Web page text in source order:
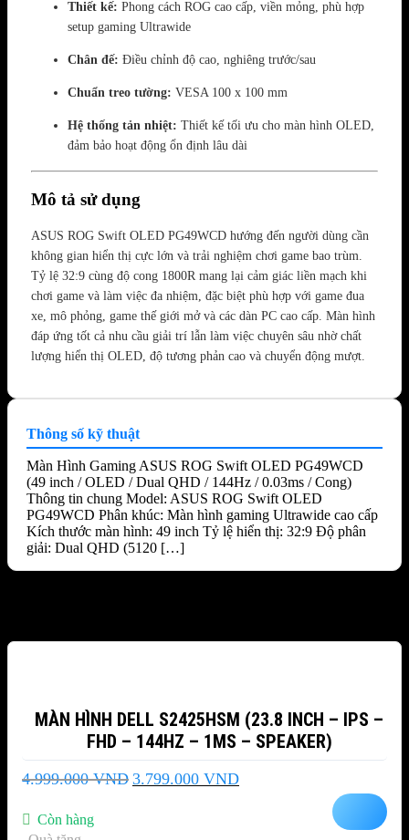
Thiết kế: Phong cách ROG cao cấp, viền mỏng, phù hợp
setup gaming Ultrawide
Chân đế: Điều chỉnh độ cao, nghiêng trước/sau
Chuẩn treo tường: VESA 100 x 100 mm
Hệ thống tản nhiệt: Thiết kế tối ưu cho màn hình OLED,
đảm bảo hoạt động ổn định lâu dài
Mô tả sử dụng
ASUS ROG Swift OLED PG49WCD hướng đến người dùng cần
không gian hiển thị cực lớn và trải nghiệm chơi game bao trùm.
Tỷ lệ 32:9 cùng độ cong 1800R mang lại cảm giác liền mạch khi
chơi game và làm việc đa nhiệm, đặc biệt phù hợp với game đua
xe, mô phỏng, game thế giới mở và các dàn PC cao cấp. Màn hình
đáp ứng tốt cả nhu cầu giải trí lẫn làm việc chuyên sâu nhờ chất
lượng hiển thị OLED, độ tương phản cao và chuyển động mượt.
Thông số kỹ thuật
Màn Hình Gaming ASUS ROG Swift OLED PG49WCD
(49 inch / OLED / Dual QHD / 144Hz / 0.03ms / Cong)
Thông tin chung Model: ASUS ROG Swift OLED
PG49WCD Phân khúc: Màn hình gaming Ultrawide cao cấp
Kích thước màn hình: 49 inch Tỷ lệ hiển thị: 32:9 Độ phân
giải: Dual QHD (5120 […]
MÀN HÌNH DELL S2425HSM (23.8 INCH – IPS –
FHD – 144HZ – 1MS – SPEAKER)
4.999.000VND Giá
3.799.000 VNDGiá
Còn hàng